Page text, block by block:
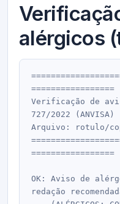
alérgicos
=================
Verificação de
727/2022 (ANVISA)
Arquivo: rotulo/
=================
OK: Aviso de
redação